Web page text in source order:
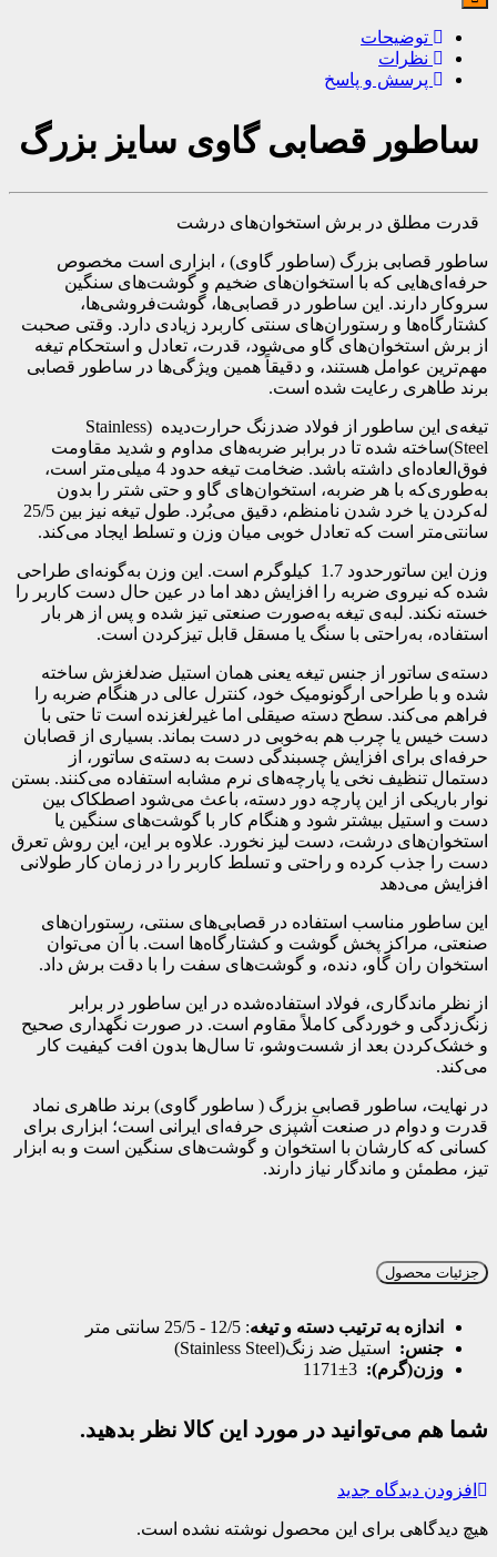
توضیحات
نظرات
پرسش و پاسخ
ساطور قصابی گاوی سایز بزرگ
قدرت مطلق در برش استخوان‌های درشت
ساطور قصابی بزرگ (ساطور گاوی) ، ابزاری است مخصوص
حرفه‌ای‌هایی که با استخوان‌های ضخیم و گوشت‌های سنگین
سروکار دارند. این ساطور در قصابی‌ها، گوشت‌فروشی‌ها،
کشتارگاه‌ها و رستوران‌های سنتی کاربرد زیادی دارد. وقتی صحبت
از برش استخوان‌های گاو می‌شود، قدرت، تعادل و استحکام تیغه
مهم‌ترین عوامل هستند، و دقیقاً همین ویژگی‌ها در ساطور قصابی
برند طاهری رعایت شده است.
تیغه‌ی این ساطور از فولاد ضدزنگ حرارت‌دیده (Stainless
Steel)ساخته شده تا در برابر ضربه‌های مداوم و شدید مقاومت
فوق‌العاده‌ای داشته باشد. ضخامت تیغه حدود 4 میلی‌متر است،
به‌طوری‌که با هر ضربه، استخوان‌های گاو و حتی شتر را بدون
له‌کردن یا خرد شدن نامنظم، دقیق می‌بُرد. طول تیغه نیز بین 25/5
سانتی‌متر است که تعادل خوبی میان وزن و تسلط ایجاد می‌کند.
وزن این ساتورحدود 1.7 کیلوگرم است. این وزن به‌گونه‌ای طراحی
شده که نیروی ضربه را افزایش دهد اما در عین حال دست کاربر را
خسته نکند. لبه‌ی تیغه به‌صورت صنعتی تیز شده و پس از هر بار
استفاده، به‌راحتی با سنگ یا مسقل قابل تیزکردن است.
دسته‌ی ساتور از جنس تیغه یعنی همان استیل ضدلغزش ساخته
شده و با طراحی ارگونومیک خود، کنترل عالی در هنگام ضربه را
فراهم می‌کند. سطح دسته صیقلی اما غیرلغزنده است تا حتی با
دست خیس یا چرب هم به‌خوبی در دست بماند. بسیاری از قصابان
حرفه‌ای برای افزایش چسبندگی دست به دسته‌ی ساتور، از
دستمال تنظیف نخی یا پارچه‌های نرم مشابه استفاده می‌کنند. بستن
نوار باریکی از این پارچه دور دسته، باعث می‌شود اصطکاک بین
دست و استیل بیشتر شود و هنگام کار با گوشت‌های سنگین یا
استخوان‌های درشت، دست لیز نخورد. علاوه بر این، این روش تعرق
دست را جذب کرده و راحتی و تسلط کاربر را در زمان کار طولانی
افزایش می‌دهد
این ساطور مناسب استفاده در قصابی‌های سنتی، رستوران‌های
صنعتی، مراکز پخش گوشت و کشتارگاه‌ها است. با آن می‌توان
استخوان ران گاو، دنده، و گوشت‌های سفت را با دقت برش داد.
از نظر ماندگاری، فولاد استفاده‌شده در این ساطور در برابر
زنگ‌زدگی و خوردگی کاملاً مقاوم است. در صورت نگهداری صحیح
و خشک‌کردن بعد از شست‌وشو، تا سال‌ها بدون افت کیفیت کار
می‌کند.
در نهایت، ساطور قصابی بزرگ ( ساطور گاوی) برند طاهری نماد
قدرت و دوام در صنعت آشپزی حرفه‌ای ایرانی است؛ ابزاری برای
کسانی که کارشان با استخوان و گوشت‌های سنگین است و به ابزار
تیز، مطمئن و ماندگار نیاز دارند.
جزئیات محصول
اندازه به ترتیب دسته و تیغه: 12/5 - 25/5 سانتی متر
جنس:
استیل ضد زنگ(Stainless Steel)
وزن(گرم): 3±1171
شما هم می‌توانید در مورد این کالا نظر بدهید.
افزودن دیدگاه جدید
هیچ دیدگاهی برای این محصول نوشته نشده است.